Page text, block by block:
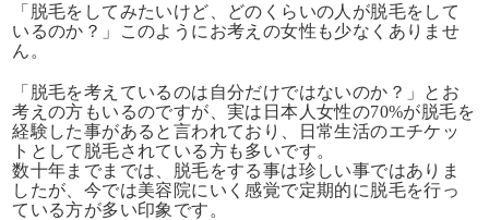
「脱毛をしてみたいけど、どのくらいの人が脱毛をして
いるのか？」このようにお考えの女性も少なくありませ
ん。
「脱毛を考えているのは自分だけではないのか？」とお
考えの方もいるのですが、実は日本人女性の70%が脱毛を
経験した事があると言われており、日常生活のエチケッ
トとして脱毛されている方も多いです。
数十年までまでは、脱毛をする事は珍しい事ではありま
したが、今では美容院にいく感覚で定期的に脱毛を行っ
ている方が多い印象です。